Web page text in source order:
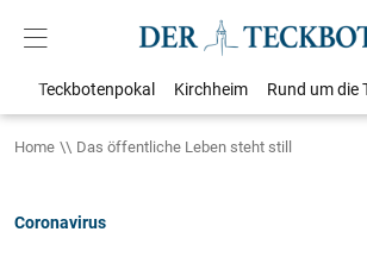
Teckbotenpokal Kirchheim Rund um die
Home Das öffentliche Leben steht still
Coronavirus